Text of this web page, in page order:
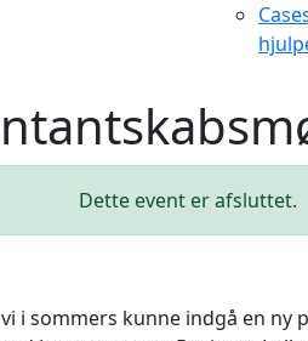
Dette event er afsluttet.
i sommers kunne indgå en ny